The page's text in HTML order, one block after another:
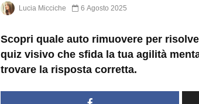
Lucia Micciche 6 Agosto 2025
Scopri quale auto rimuovere per
quiz visivo che sfida la tua agilità
trovare la risposta corretta.